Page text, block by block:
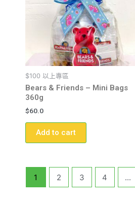
$100 以上專區
Bears & Friends – Mini Bags
360g
$60.0
Add to cart
1 2 3 4 ...